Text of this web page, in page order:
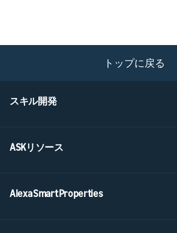
トップに戻る
スキル開発
ASKリソース
Alexa Smart Properties